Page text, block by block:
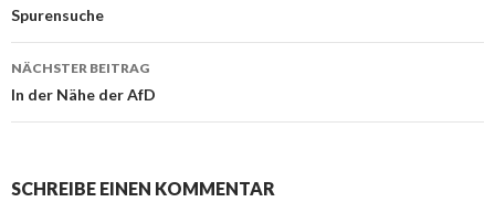
Navigation
Spurensuche
NÄCHSTER BEITRAG
In der Nähe der AfD
SCHREIBE EINEN KOMMENTAR